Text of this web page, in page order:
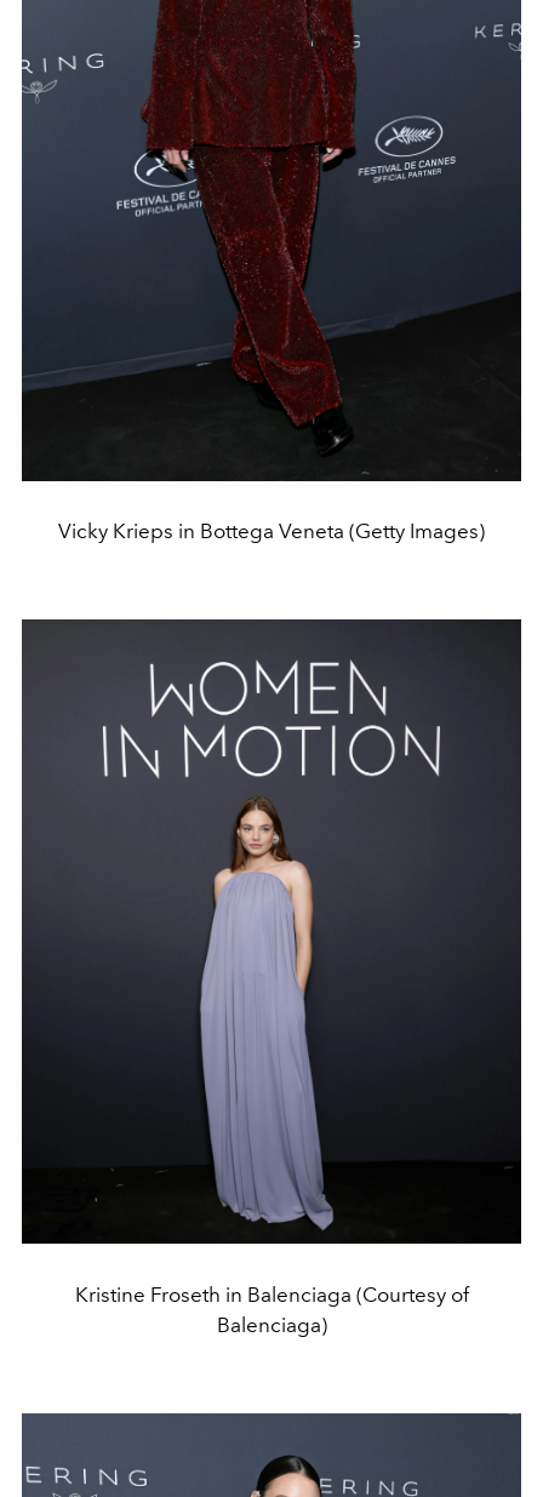
Vicky Krieps in Bottega Veneta (Getty Images)
Kristine Froseth in Balenciaga (Courtesy of
Balenciaga)